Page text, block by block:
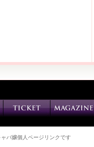
バ嬢個人ページリンクです